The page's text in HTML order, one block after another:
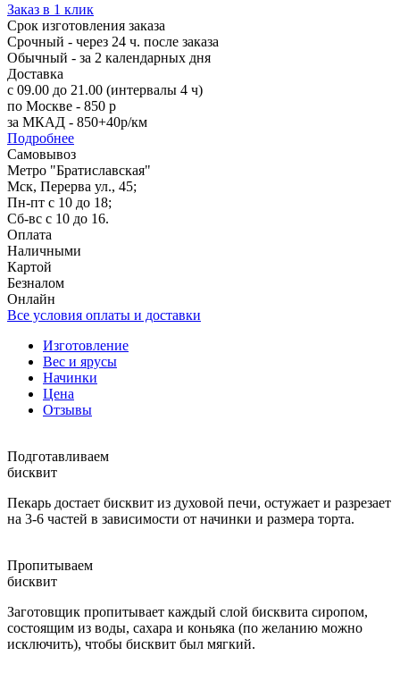
Заказ в 1 клик
Срок изготовления заказа
Срочный - через 24 ч. после заказа
Обычный - за 2 календарных дня
Доставка
с 09.00 до 21.00 (интервалы 4 ч)
по Москве - 850 р
за МКАД - 850+40р/км
Подробнее
Самовывоз
Метро "Братиславская"
Мск, Перерва ул., 45;
Пн-пт с 10 до 18;
Сб-вс с 10 до 16.
Оплата
Наличными
Картой
Безналом
Онлайн
Все условия оплаты и доставки
Изготовление
Вес и ярусы
Начинки
Цена
Отзывы
Подготавливаем
бисквит
Пекарь достает бисквит из духовой печи, остужает и разрезает
на 3-6 частей в зависимости от начинки и размера торта.
Пропитываем
бисквит
Заготовщик пропитывает каждый слой бисквита сиропом,
состоящим из воды, сахара и коньяка (по желанию можно
исключить), чтобы бисквит был мягкий.